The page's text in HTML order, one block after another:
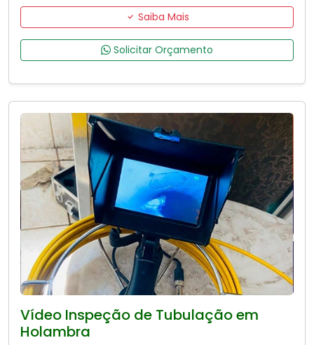
Saiba Mais
Solicitar Orçamento
Vídeo Inspeção de Tubulação em
Holambra